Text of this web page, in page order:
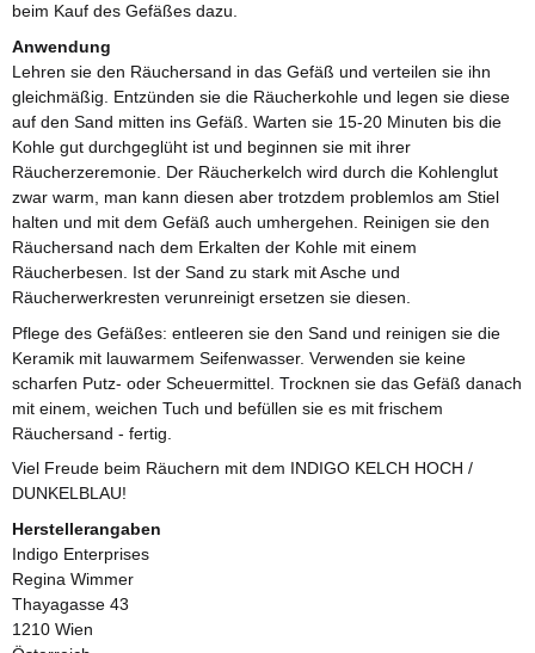
beim Kauf des Gefäßes dazu.
Anwendung
Lehren sie den Räuchersand in das Gefäß und verteilen sie ihn
gleichmäßig. Entzünden sie die Räucherkohle und legen sie diese
auf den Sand mitten ins Gefäß. Warten sie 15-20 Minuten bis die
Kohle gut durchgeglüht ist und beginnen sie mit ihrer
Räucherzeremonie. Der Räucherkelch wird durch die Kohlenglut
zwar warm, man kann diesen aber trotzdem problemlos am Stiel
halten und mit dem Gefäß auch umhergehen. Reinigen sie den
Räuchersand nach dem Erkalten der Kohle mit einem
Räucherbesen. Ist der Sand zu stark mit Asche und
Räucherwerkresten verunreinigt ersetzen sie diesen.
Pflege des Gefäßes: entleeren sie den Sand und reinigen sie die
Keramik mit lauwarmem Seifenwasser. Verwenden sie keine
scharfen Putz- oder Scheuermittel. Trocknen sie das Gefäß danach
mit einem, weichen Tuch und befüllen sie es mit frischem
Räuchersand - fertig.
Viel Freude beim Räuchern mit dem INDIGO KELCH HOCH /
DUNKELBLAU!
Herstellerangaben
Indigo Enterprises
Regina Wimmer
Thayagasse 43
1210 Wien